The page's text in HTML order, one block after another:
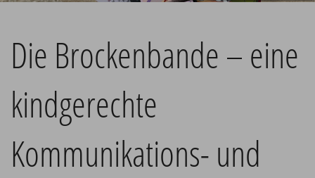
Die Brockenbande – eine
kindgerechte
Kommunikations- und